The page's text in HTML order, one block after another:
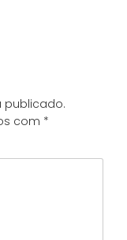
publicado.
com *